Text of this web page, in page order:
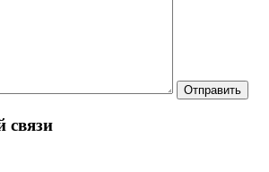
связи